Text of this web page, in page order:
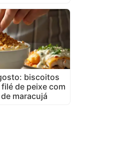
biscoitos
de peixe com
maracujá